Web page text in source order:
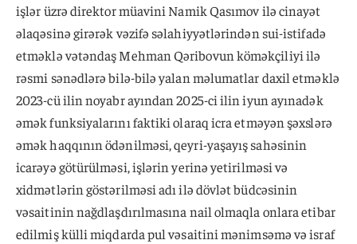
işlər üzrə direktor müavini Namik Qasımov ilə cinayət
əlaqəsinə girərək vəzifə səlahiyyətlərindən sui-istifadə
etməklə vətəndaş Mehman Qəribovun köməkçiliyi ilə
rəsmi sənədlərə bilə-bilə yalan məlumatlar daxil etməklə
2023-cü ilin noyabr ayından 2025-ci ilin iyun ayınadək
əmək funksiyalarını faktiki olaraq icra etməyən şəxslərə
əmək haqqının ödənilməsi, qeyri-yaşayış sahəsinin
icarəyə götürülməsi, işlərin yerinə yetirilməsi və
xidmətlərin göstərilməsi adı ilə dövlət büdcəsinin
vəsaitinin nağdlaşdırılmasına nail olmaqla onlara etibar
edilmiş külli miqdarda pul vəsaitini mənimsəmə və israf